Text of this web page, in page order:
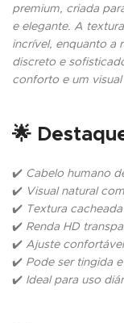
premium, criada
e elegante. A
incrível, enquanto a
discreto e
conforto e um
🌟
✔️ Cabelo humano
✔️ Visual natural
✔️ Textura
✔️ Renda HD
✔️ Ajuste
✔️ Pode ser tingida
✔️ Ideal para uso